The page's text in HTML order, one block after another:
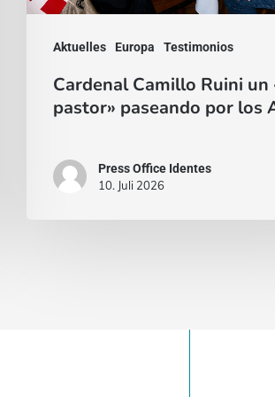
Aktuelles Europa Testimonios
los
Alpes
Cardenal Camillo Ruini un
pastor» paseando por los
Press Office Identes
10. Juli 2026